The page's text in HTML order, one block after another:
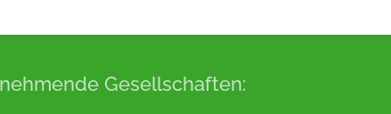
Gesellschaften: